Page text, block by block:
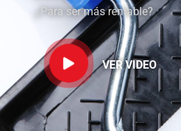
¿Para ser más rentable?
VER VIDEO